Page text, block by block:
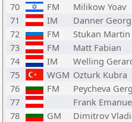
70
FM Milikow Yoav
71
IM Danner Georg
72
FM Stukan Martin
73
FM Matt Fabian
74
IM Welling
75
WGM Ozturk Kubra
76
FM Peycheva
77
Frank
78
GM Dimitrov